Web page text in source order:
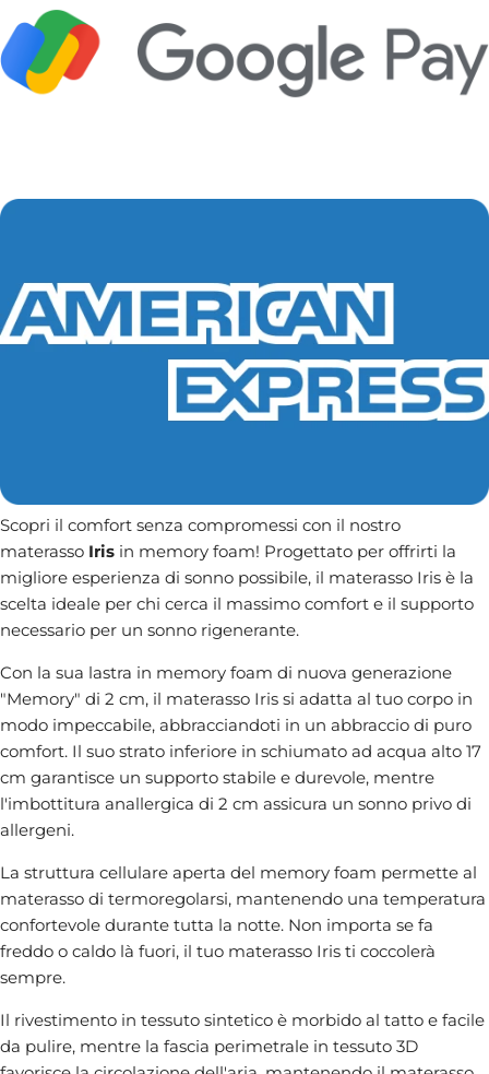
Scopri il comfort senza compromessi con il nostro
materasso Iris in memory foam! Progettato per offrirti la
migliore esperienza di sonno possibile, il materasso Iris è la
scelta ideale per chi cerca il massimo comfort e il supporto
necessario per un sonno rigenerante.
Con la sua lastra in memory foam di nuova generazione
"Memory" di 2 cm, il materasso Iris si adatta al tuo corpo in
modo impeccabile, abbracciandoti in un abbraccio di puro
comfort. Il suo strato inferiore in schiumato ad acqua alto 17
cm garantisce un supporto stabile e durevole, mentre
l'imbottitura anallergica di 2 cm assicura un sonno privo di
allergeni.
La struttura cellulare aperta del memory foam permette al
materasso di termoregolarsi, mantenendo una temperatura
confortevole durante tutta la notte. Non importa se fa
freddo o caldo là fuori, il tuo materasso Iris ti coccolerà
sempre.
Il rivestimento in tessuto sintetico è morbido al tatto e facile
da pulire, mentre la fascia perimetrale in tessuto 3D